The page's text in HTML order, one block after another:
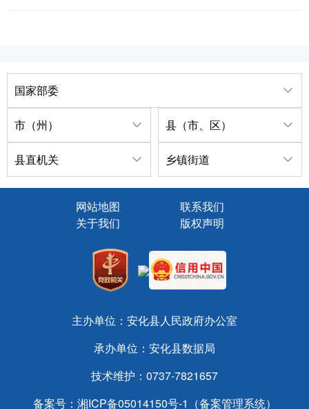
国家部委
市（州） 县（市、区）
县直机关 乡镇街道
网站地图
联系我们
关于我们
版权声明
主办单位：安化县人民政府办公室
承办单位：安化县数据局
技术维护：0737-7821657
备案号： 湘ICP备05014150号-1（备案管理系统）